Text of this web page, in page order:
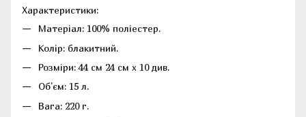
Характеристики:
Матеріал: 100% поліестер.
Колір: блакитний.
Розміри: 44 см 24 см х 10 див.
Об'єм: 15 л.
Вага: 220 г.